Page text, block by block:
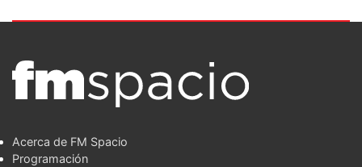
Acerca de FM Spacio
Programación